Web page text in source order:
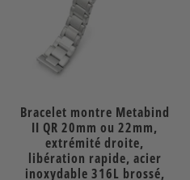
Bracelet montre Metabind
II QR 20mm ou 22mm,
extrémité droite,
libération rapide, acier
inoxydable 316L brossé,